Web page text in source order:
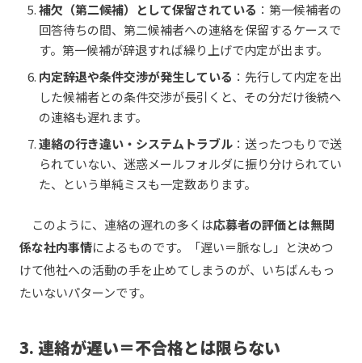
補欠（第二候補）として保留されている ：第一候補者の
回答待ちの間、第二候補者への連絡を保留するケースで
す。第一候補が辞退すれば繰り上げで内定が出ます。
内定辞退や条件交渉が発生している ：先行して内定を出
した候補者との条件交渉が長引くと、その分だけ後続へ
の連絡も遅れます。
連絡の行き違い・システムトラブル ：送ったつもりで送
られていない、迷惑メールフォルダに振り分けられてい
た、という単純ミスも一定数あります。
このように、連絡の遅れの多くは応募者の評価とは無関
係な社内事情によるものです。「遅い＝脈なし」と決めつ
けて他社への活動の手を止めてしまうのが、いちばんもっ
たいないパターンです。
3. 連絡が遅い＝不合格とは限らない